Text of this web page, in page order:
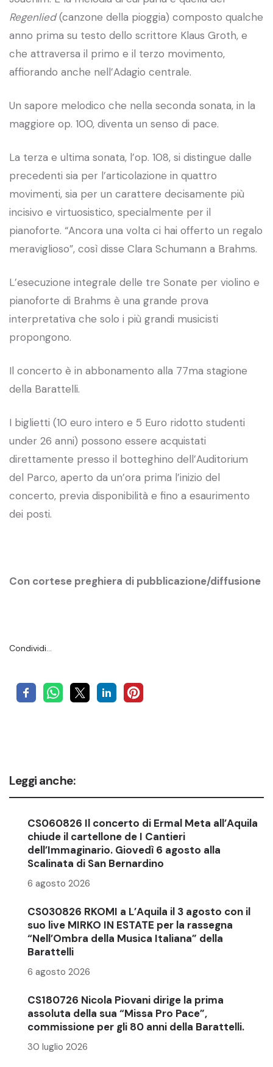
Regenlied(canzone della pioggia) composto qualche
anno prima su testo dello scrittore Klaus Groth, e
che attraversa il primo e il terzo movimento,
affiorando anche nell’Adagio centrale.
Un sapore melodico che nella seconda sonata, in la
maggiore op. 100, diventa un senso di pace.
La terza e ultima sonata, l’op. 108, si distingue dalle
precedenti sia per l’articolazione in quattro
movimenti, sia per un carattere decisamente più
incisivo e virtuosistico, specialmente per il
pianoforte. “Ancora una volta ci hai offerto un regalo
meraviglioso”, così disse Clara Schumann a Brahms.
L’esecuzione integrale delle tre Sonate per violino e
pianoforte di Brahms è una grande prova
interpretativa che solo i più grandi musicisti
propongono.
Il concerto è in abbonamento alla 77ma stagione
della Barattelli.
I biglietti (10 euro intero e 5 Euro ridotto studenti
under 26 anni) possono essere acquistati
direttamente presso il botteghino dell’Auditorium
del Parco, aperto da un’ora prima l’inizio del
concerto, previa disponibilità e fino a esaurimento
dei posti.
Con cortese preghiera di pubblicazione/diffusione
Condividi…
Leggi anche:
CS060826 Il concerto di Ermal Meta all’Aquila
chiude il cartellone de I Cantieri
dell’Immaginario. Giovedì 6 agosto alla
Scalinata di San Bernardino
6 agosto 2026
CS030826 RKOMI a L’Aquila il 3 agosto con il
suo live MIRKO IN ESTATE per la rassegna
“Nell’Ombra della Musica Italiana” della
Barattelli
6 agosto 2026
CS180726 Nicola Piovani dirige la prima
assoluta della sua “Missa Pro Pace”,
commissione per gli 80 anni della Barattelli.
30 luglio 2026